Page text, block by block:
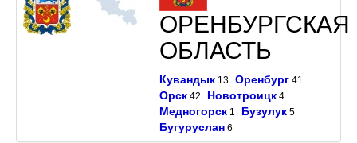
ОРЕНБУРГСКАЯ
ОБЛАСТЬ
Кувандык 13 Оренбург 41
Орск 42 Новотроицк 4
Медногорск 1 Бузулук 5
Бугуруслан 6